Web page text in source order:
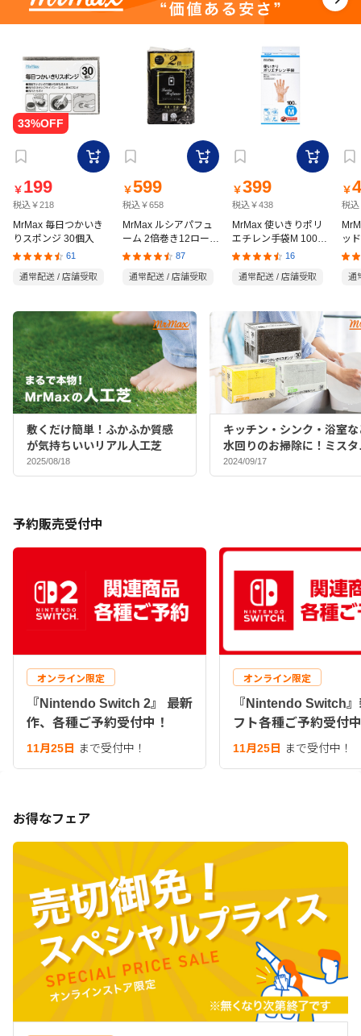
￥ 199
税込￥218
MrMax 毎日つかいき
りスポンジ 30個入
61
通常配送 / 店舗受取
￥599
税込￥658
MrMax ルシアパフュ
ーム 2倍巻き12ロール
ダブル
87
通常配送 / 店舗受取
￥399
税込￥438
MrMax 使いきりポリ
エチレン手袋M 100枚
入
16
通常配送 / 店舗受取
￥
税込
ッ
の
通
敷くだけ簡単！ふかふか質感
が気持ちいいリアル人工芝
2025/08/18
キッチン・シンク・浴室な
水回りのお掃除に！ミスタ
マックスバイヤーおすすめ
ポンジ♪
2024/09/17
予約販売受付中
オンライン限定
『Nintendo Switch 2』 最新
作、各種ご予約受付中！
11月25日 まで受付中！
オンライン限定
『Nintendo Switch
フト各種ご予約受付
11月25日 まで受付中！
お得なフェア